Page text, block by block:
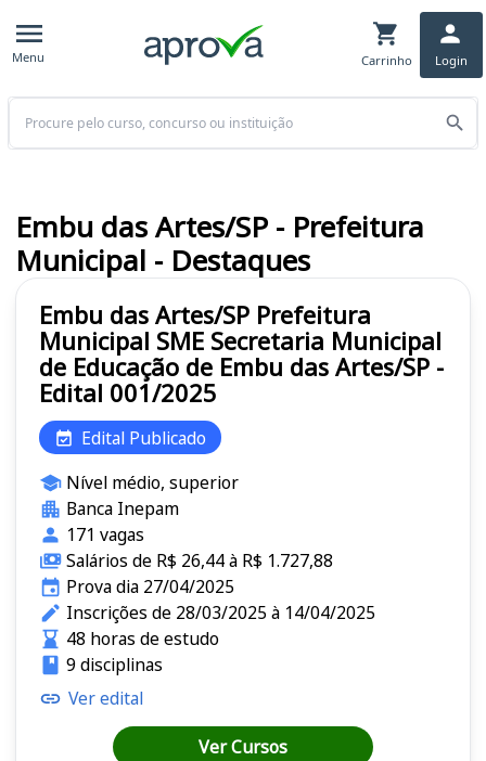
Menu Carrinho Login
Buscar
Embu das Artes/SP Prefeitura
Municipal SME Secretaria Municipal
de Educação de Embu das Artes/SP -
Edital 001/2025
Edital Publicado
Nível médio, superior
Banca Inepam
171 vagas
Salários de R$ 26,44 à R$ 1.727,88
Prova dia 27/04/2025
Inscrições de 28/03/2025 à 14/04/2025
48 horas de estudo
9 disciplinas
Ver edital
Ver Cursos
Embu das Artes/SP - Prefeitura
Municipal - Destaques